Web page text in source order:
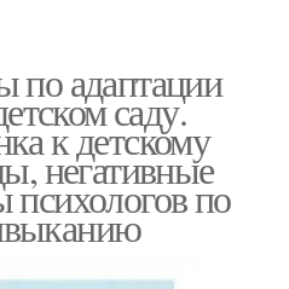
по адаптации
саду.
к детскому
негативные
по